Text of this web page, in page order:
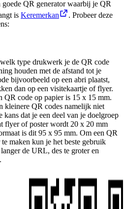
QR generator waarbij je QR
is Keremerkan
. Probeer deze
type drukwerk je de QR code
houden met de afstand tot je
bijvoorbeeld op een abri plaatst,
dan op een visitekaartje of flyer.
QR code op papier is 15 x 15 mm.
kleinere QR codes namelijk niet
kans dat je een deel van je doelgroep
flyer of poster wordt 20 x 20 mm
is dit 95 x 95 mm. Om een QR
maken kun je het beste gebruik
de URL, des te groter en